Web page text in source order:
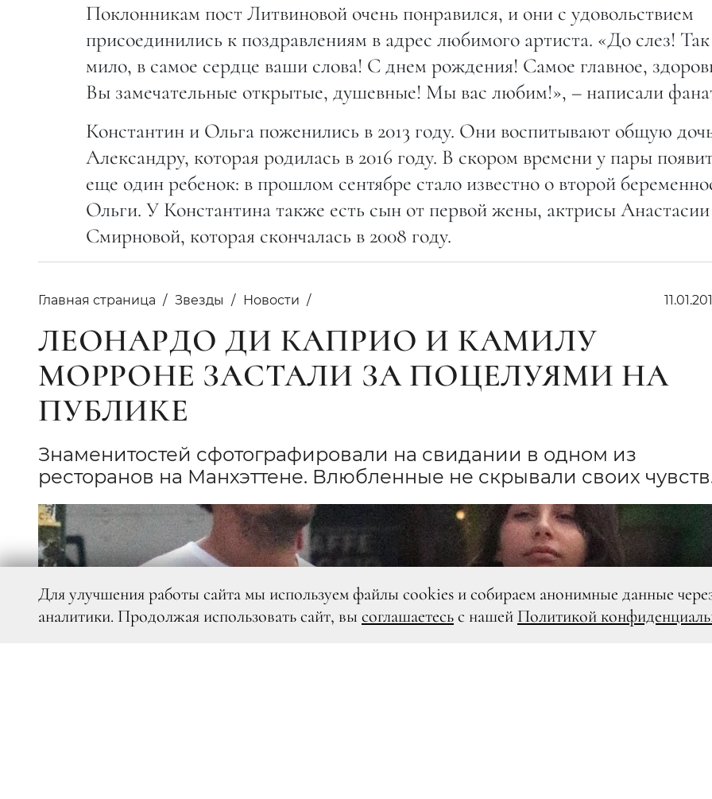
Поклонникам пост Литвиновой очень понравился, и они с удовольствием
присоединились к поздравлениям в адрес любимого артиста. «До слез! Так
мило, в самое сердце ваши слова! С днем рождения! Самое главное,
Вы замечательные открытые, душевные! Мы вас любим!», – написали
Константин и Ольга поженились в 2013 году. Они воспитывают общую
Александру, которая родилась в 2016 году. В скором времени у пары
еще один ребенок: в прошлом сентябре стало известно о второй
Ольги. У Константина также есть сын от первой жены, актрисы Анастасии
Смирновой, которая скончалась в 2008 году.
Главная страница Звезды Новости
ЛЕОНАРДО ДИ КАПРИО И КАМИЛУ
МОРРОНЕ ЗАСТАЛИ ЗА ПОЦЕЛУЯМИ НА
ПУБЛИКЕ
Знаменитостей сфотографировали на свидании в одном из
ресторанов на Манхэттене. Влюбленные не скрывали своих
Для улучшения работы сайта мы используем файлы cookies и собираем анонимные данные
аналитики. Продолжая использовать сайт, вы соглашаетесьс нашей Политикой